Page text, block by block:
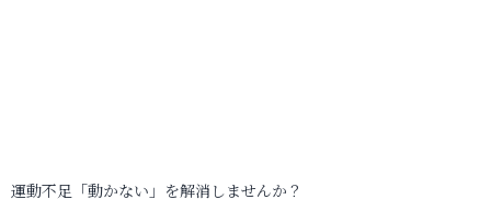
運動不足「動かない」を解消しませんか？